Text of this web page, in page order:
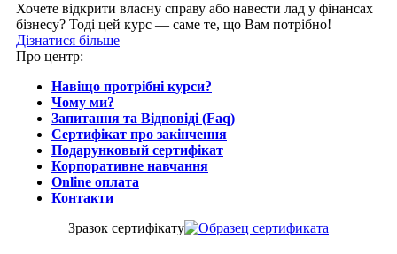
Хочете відкрити власну справу або навести лад у фінансах
бізнесу? Тоді цей курс — саме те, що Вам потрібно!
Дізнатися більше
Про центр:
Навіщо протрібні курси?
Чому ми?
Запитання та Відповіді (Faq)
Сертифікат про закінчення
Подарунковый сертифікат
Корпоративне навчання
Online оплата
Контакти
Зразок сертифiкату